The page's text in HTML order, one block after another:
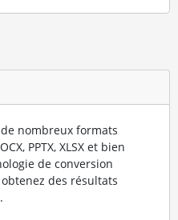
nombreux formats
PPTX, XLSX et bien
de conversion
des résultats